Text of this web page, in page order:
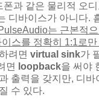
폰과 같은 물리적 오
디바이스가 아니다.
는 근본적
스를 정확히 1:1로만
려면 virtual sink가
면
loopback을 써야
출력을 갖지만, 디바
수 있다.